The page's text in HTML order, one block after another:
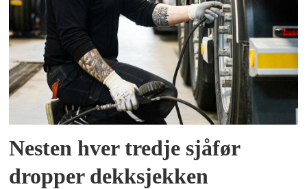
Nesten hver tredje sjåfør
dropper dekksjekken